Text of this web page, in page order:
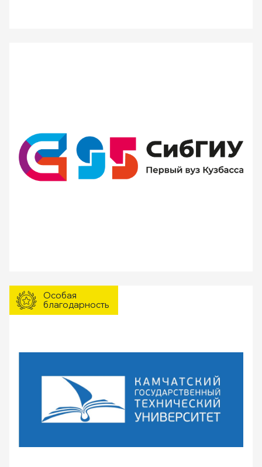
Особая
благодарность